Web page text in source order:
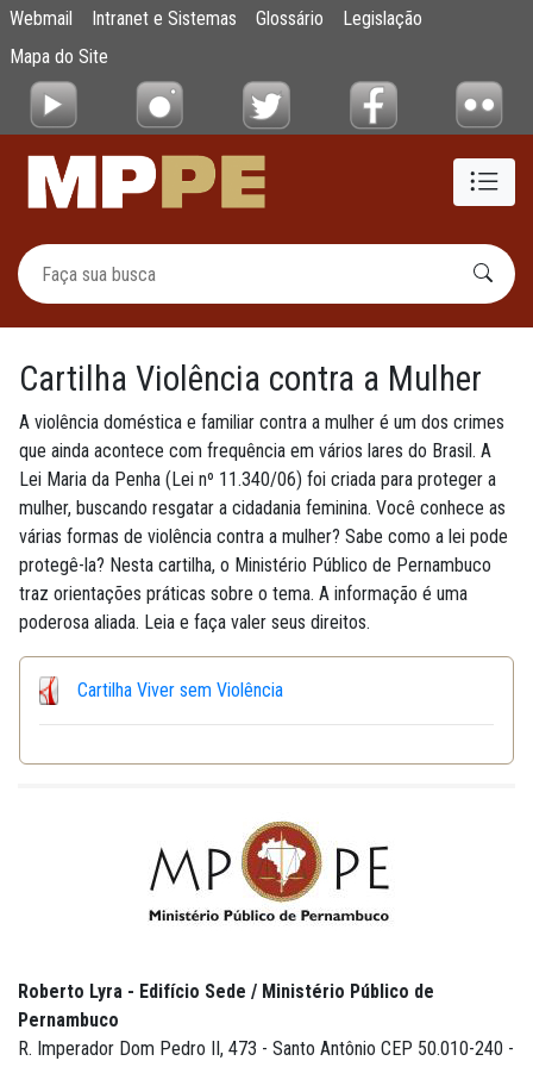
Pular para o Conteúdo principal
Cartilha Violência contra a Mulher
Webmail Intranet e Sistemas Glossário
Legislação
Mapa do Site
Cartilha Violência contra a Mulher
A violência doméstica e familiar contra a mulher é um dos crimes
que ainda acontece com frequência em vários lares do Brasil. A
Lei Maria da Penha (Lei nº 11.340/06) foi criada para proteger a
mulher, buscando resgatar a cidadania feminina. Você conhece as
várias formas de violência contra a mulher? Sabe como a lei pode
protegê-la? Nesta cartilha, o Ministério Público de Pernambuco
traz orientações práticas sobre o tema. A informação é uma
poderosa aliada. Leia e faça valer seus direitos.
Cartilha Viver sem Violência
Roberto Lyra - Edifício Sede / Ministério Público de
Pernambuco
R. Imperador Dom Pedro II, 473 - Santo Antônio CEP 50.010-240 -